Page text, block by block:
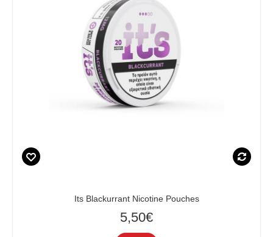
Its Blackurrant Nicotine Pouches
5,50€